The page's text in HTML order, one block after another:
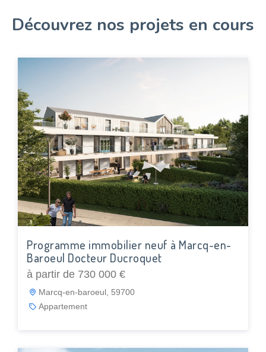
Découvrez nos projets en cours
Programme immobilier neuf à Marcq-en-
Baroeul Docteur Ducroquet
à partir de 730 000 €
Marcq-en-baroeul, 59700
Appartement